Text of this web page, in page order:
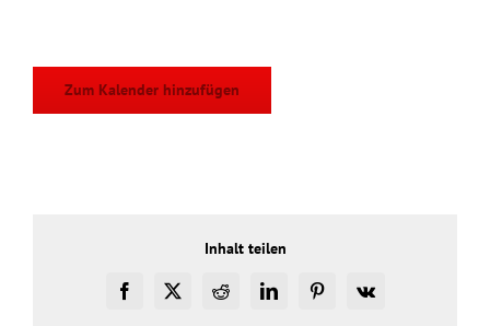
Zum Kalender hinzufügen
Inhalt teilen
Facebook
X RedditLinkedInPinterest
Vk